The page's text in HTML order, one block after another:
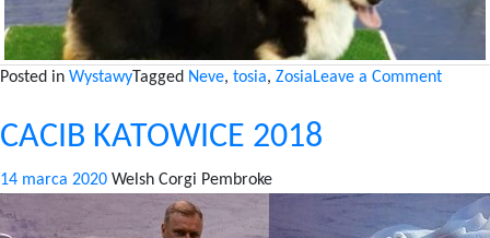
Posted in WystawyTagged Neve, tosia, ZosiaLeave a Commenton
CACIB KATOWICE 2018
14 marca 2020 Welsh Corgi Pembroke